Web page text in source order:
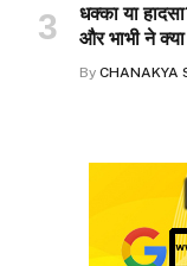
धक्का या
और भाभी ने
By CHANAKYA